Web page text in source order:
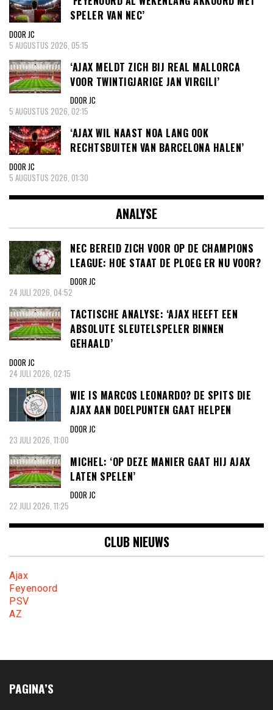
SPELER VAN NEC’
DOOR JC
5 AUGUSTUS 2026, 05:15
‘AJAX MELDT ZICH BIJ REAL MALLORCA
VOOR TWINTIGJARIGE JAN VIRGILI’
DOOR JC
5 AUGUSTUS 2026, 02:15
‘AJAX WIL NAAST NOA LANG OOK
RECHTSBUITEN VAN BARCELONA HALEN’
DOOR JC
5 AUGUSTUS 2026, 01:30
ANALYSE
NEC BEREID ZICH VOOR OP DE CHAMPIONS
LEAGUE: HOE STAAT DE PLOEG ER NU VOOR?
DOOR JC
24 JULI 2026, 04:52
TACTISCHE ANALYSE: ‘AJAX HEEFT EEN
ABSOLUTE SLEUTELSPELER BINNEN
GEHAALD’
DOOR JC
24 JULI 2026, 02:15
WIE IS MARCOS LEONARDO? DE SPITS DIE
AJAX AAN DOELPUNTEN GAAT HELPEN
DOOR JC
23 JULI 2026, 11:00
MICHEL: ‘OP DEZE MANIER GAAT HIJ AJAX
LATEN SPELEN’
DOOR JC
22 JULI 2026, 11:25
CLUB NIEUWS
Ajax
Feyenoord
PSV
AZ
PAGINA’S